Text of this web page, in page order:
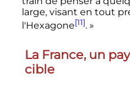
large, visant en tout
l'Hexagone[11]. »
La France, un
cible